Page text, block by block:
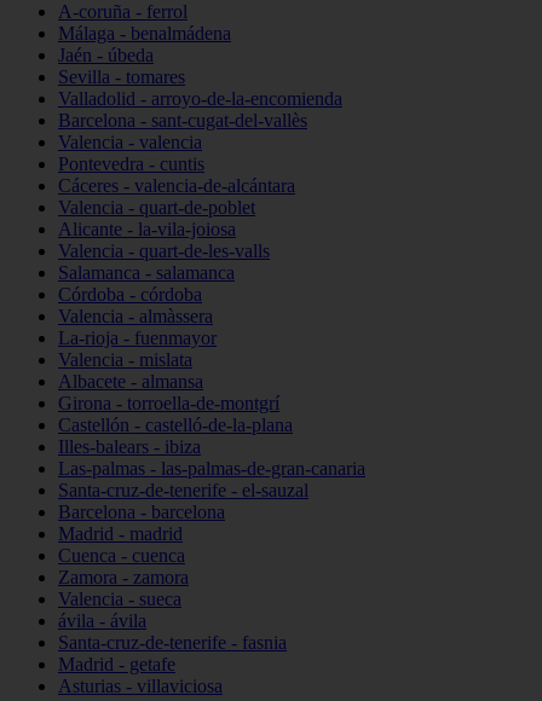
A-coruña - ferrol
Málaga - benalmádena
Jaén - úbeda
Sevilla - tomares
Valladolid - arroyo-de-la-encomienda
Barcelona - sant-cugat-del-vallès
Valencia - valencia
Pontevedra - cuntis
Cáceres - valencia-de-alcántara
Valencia - quart-de-poblet
Alicante - la-vila-joiosa
Valencia - quart-de-les-valls
Salamanca - salamanca
Córdoba - córdoba
Valencia - almàssera
La-rioja - fuenmayor
Valencia - mislata
Albacete - almansa
Girona - torroella-de-montgrí
Castellón - castelló-de-la-plana
Illes-balears - ibiza
Las-palmas - las-palmas-de-gran-canaria
Santa-cruz-de-tenerife - el-sauzal
Barcelona - barcelona
Madrid - madrid
Cuenca - cuenca
Zamora - zamora
Valencia - sueca
ávila - ávila
Santa-cruz-de-tenerife - fasnia
Madrid - getafe
Asturias - villaviciosa